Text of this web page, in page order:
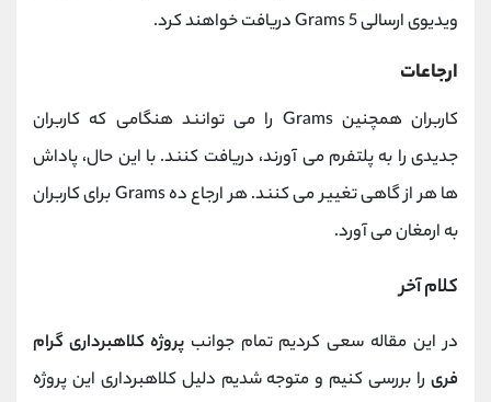
ویدیوی ارسالی 5 Grams دریافت خواهند کرد.
ارجاعات
کاربران همچنین Grams را می توانند هنگامی که کاربران
جدیدی را به پلتفرم می آورند، دریافت کنند. با این حال، پاداش
ها هر از گاهی تغییر می کنند. هر ارجاع ده Grams برای کاربران
به ارمغان می آورد.
کلام آخر
در این مقاله سعی کردیم تمام جوانبپروژه کلاهبرداری گرام
فری را بررسی کنیم و متوجه شدیم دلیل کلاهبرداری این پروژه